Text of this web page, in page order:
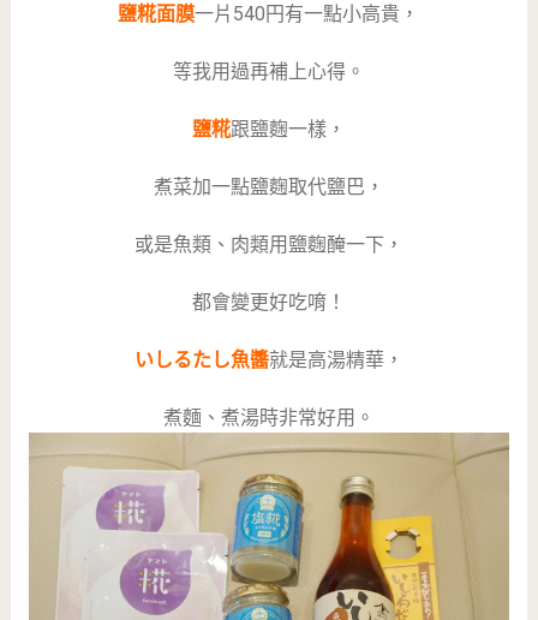
鹽糀面膜一片540円有一點小高貴，
等我用過再補上心得。
鹽糀跟鹽麴一樣，
煮菜加一點鹽麴取代鹽巴，
或是魚類、肉類用鹽麴醃一下，
都會變更好吃唷！
いしるたし魚醬就是高湯精華，
煮麵、煮湯時非常好用。